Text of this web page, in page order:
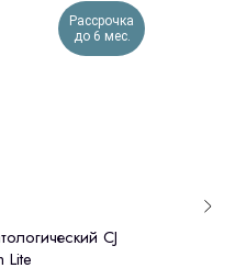
Рассрочка
до 6 мес.
CJ
Lite